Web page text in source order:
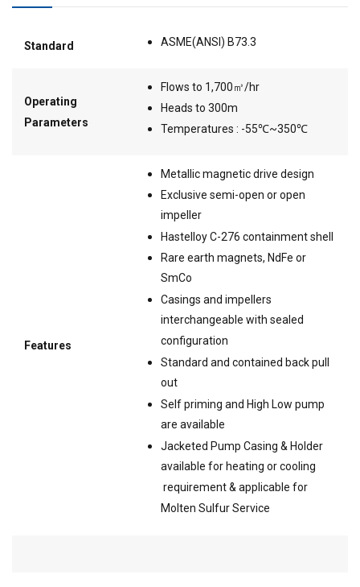
Standard ASME(ANSI) B73.3
Operating
Parameters
Flows to 1,700㎥/hr
Heads to 300m
Temperatures : -55℃~350℃
Features
Metallic magnetic drive design
Exclusive semi-open or open
impeller
Hastelloy C-276 containment shell
Rare earth magnets, NdFe or
SmCo
Casings and impellers
interchangeable with sealed
configuration
Standard and contained back pull
out
Self priming and High Low pump
are available
Jacketed Pump Casing & Holder
available for heating or cooling
requirement & applicable for
Molten Sulfur Service